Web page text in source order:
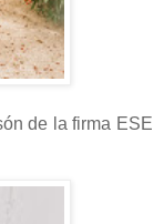
de la firma ESE